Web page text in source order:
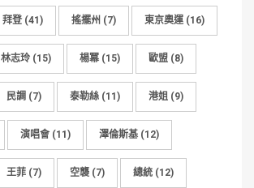
拜登 (41) 搖擺州 (7) 東京奧運(16)
林志玲 (15) 楊冪 (15) 歐盟 (8)
民調 (7) 泰勒絲 (11) 港姐 (9)
演唱會 (11) 澤倫斯基 (12)
王菲 (7) 空襲 (7) 總統 (12)